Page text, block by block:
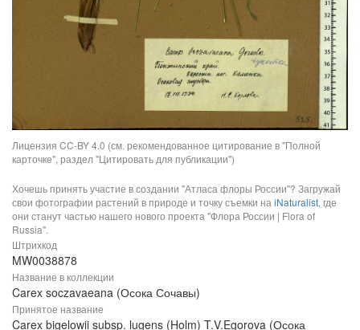
Лицензия CC-BY 4.0 (см. рекомендованное цитирование в "Полной
карточке", раздел "Цитировать для публикации")
Хочешь принять участие в создании "Атласа флоры России"? Загружай
свои фотографии растений в природе и точку съемки на iNaturalist, где
они станут частью нашего нового проекта "Флора России | Flora of
Russia".
Штрихкод
MW0038878
Название в коллекции
Carex soczavaeana (Осока Сочавы)
Принятое название
Carex bigelowii subsp. lugens (Holm) T.V.Egorova (Осока